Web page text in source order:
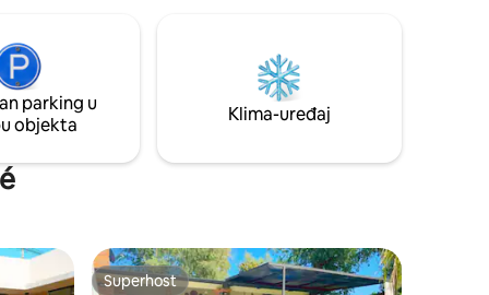
SMJEŠTAJ ZA BUDUĆE PUTOVANJE, NE
ZABORAVITE GA SPREMITI U
OMIJENJENE :)
parking u
objekta
Klima-uređaj
Superhost
Superhost